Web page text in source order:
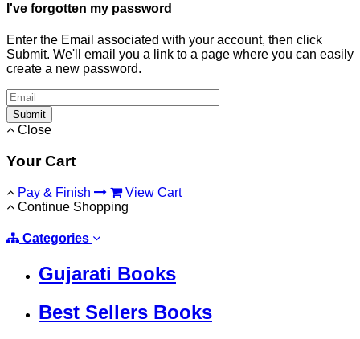
I've forgotten my password
Enter the Email associated with your account, then click
Submit. We'll email you a link to a page where you can easily
create a new password.
Submit
Close
Your Cart
Pay & Finish
View Cart
Continue Shopping
Categories
Gujarati Books
Best Sellers Books